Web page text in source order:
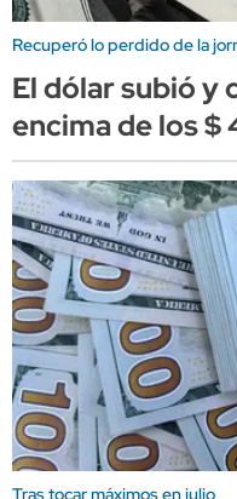
Recuperó lo perdido de la
El dólar subió y
encima de los $
Tras tocar máximos en julio